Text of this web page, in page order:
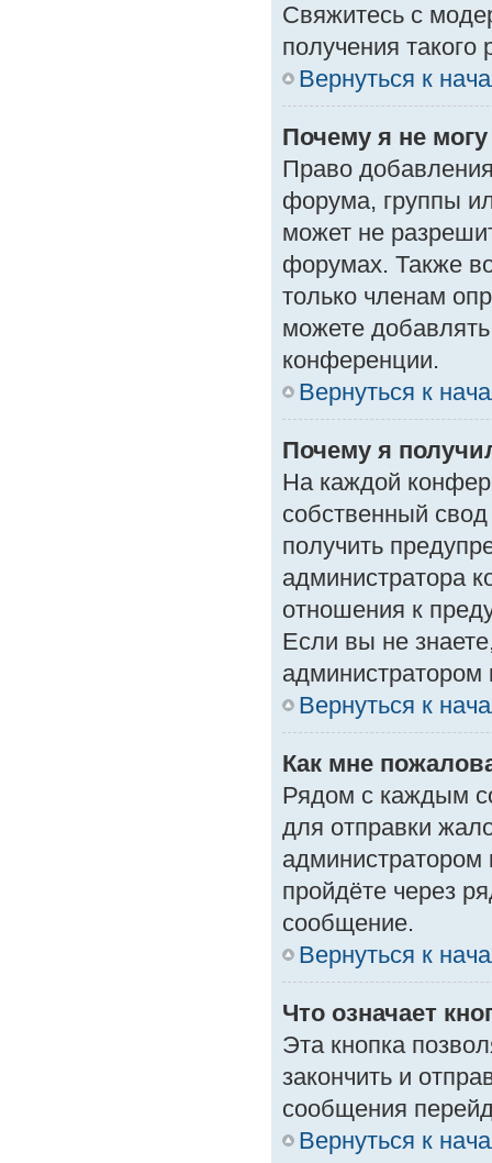
Свяжитесь с
получения такого
Вернуться к
Почему я не
Право
форума, группы
может не
форумах. Также
только членам
можете
конференции.
Вернуться к
Почему я
На каждой
собственный
получить
администратора
отношения к
Если вы не
Вернуться к
Как мне
Рядом с каждым
для отправки
пройдёте через
сообщение.
Вернуться к
Что означает
Эта кнопка
закончить и
сообщения
Вернуться к